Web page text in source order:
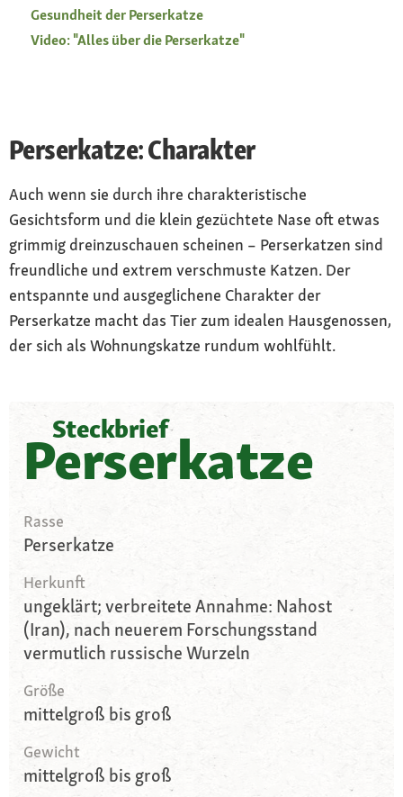
Gesundheit der Perserkatze
Video: "Alles über die Perserkatze"
Perserkatze: Charakter
Auch wenn sie durch ihre charakteristische
Gesichtsform und die klein gezüchtete Nase oft etwas
grimmig dreinzuschauen scheinen – Perserkatzen sind
freundliche und extrem verschmuste Katzen. Der
entspannte und ausgeglichene Charakter der
Perserkatze macht das Tier zum idealen Hausgenossen,
der sich als Wohnungskatze rundum wohlfühlt.
Steckbrief
Perserkatze
Rasse
Perserkatze
Herkunft
ungeklärt; verbreitete Annahme: Nahost
(Iran), nach neuerem Forschungsstand
vermutlich russische Wurzeln
Größe
mittelgroß bis groß
Gewicht
mittelgroß bis groß